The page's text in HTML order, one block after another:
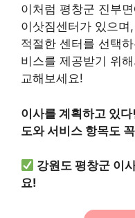
이처럼 평창군 진부
이삿짐센터가 있으며
적절한 센터를 선택
비스를 제공받기 위
교해보세요!
이사를 계획하고 있
도와 서비스 항목도
강원도 평창군 이
요!